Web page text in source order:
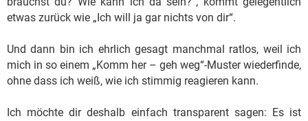
etwas zurück wie „Ich will ja gar nichts von dir“.
Und dann bin ich ehrlich gesagt manchmal ratlos, weil ich
mich in so einem „Komm her – geh weg“-Muster wiederfinde,
ohne dass ich weiß, wie ich stimmig reagieren kann.
Ich möchte dir deshalb einfach transparent sagen: Es ist